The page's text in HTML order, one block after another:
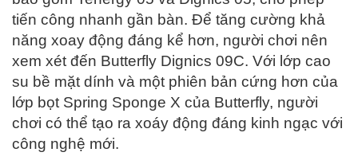
tiến công nhanh gần bàn. Để tăng cường khả
năng xoay động đáng kể hơn, người chơi nên
xem xét đến Butterfly Dignics 09C. Với lớp cao
su bề mặt dính và một phiên bản cứng hơn của
lớp bọt Spring Sponge X của Butterfly, người
chơi có thể tạo ra xoáy động đáng kinh ngạc với
công nghệ mới.